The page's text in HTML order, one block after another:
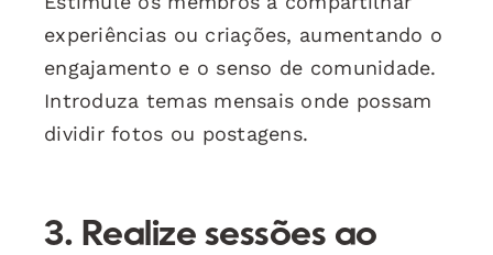
experiências ou criações, aumentando o
engajamento e o senso de comunidade.
Introduza temas mensais onde possam
dividir fotos ou postagens.
3. Realize sessões ao